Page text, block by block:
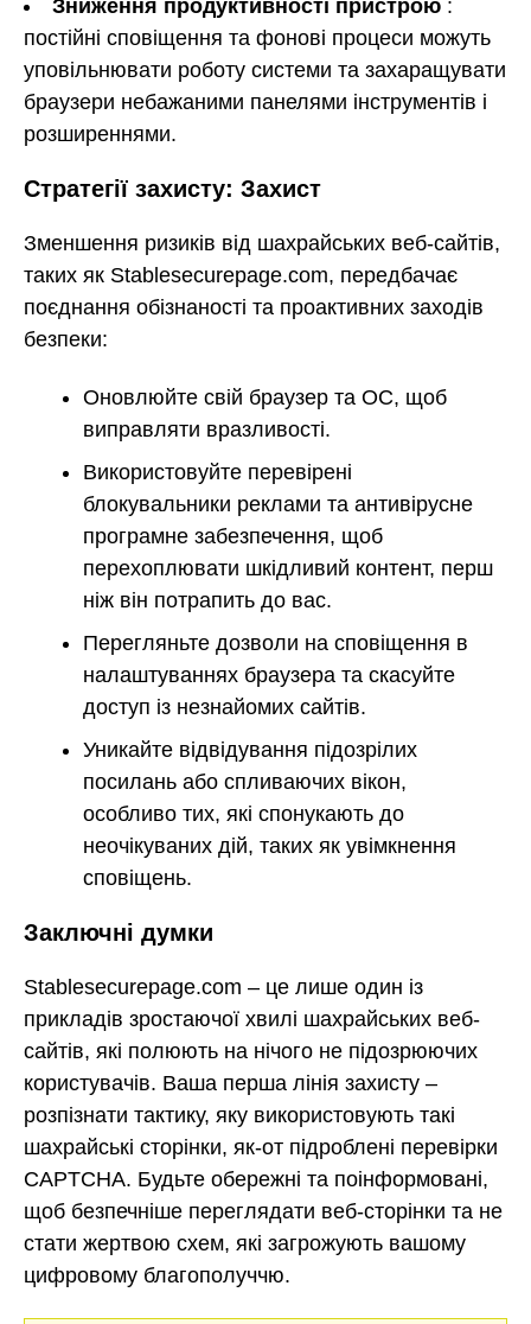
Зниження продуктивності пристрою :
постійні сповіщення та фонові процеси можуть
уповільнювати роботу системи та захаращувати
браузери небажаними панелями інструментів і
розширеннями.
Стратегії захисту: Захист
Зменшення ризиків від шахрайських веб-сайтів,
таких як Stablesecurepage.com, передбачає
поєднання обізнаності та проактивних заходів
безпеки:
Оновлюйте свій браузер та ОС, щоб
виправляти вразливості.
Використовуйте перевірені
блокувальники реклами та антивірусне
програмне забезпечення, щоб
перехоплювати шкідливий контент, перш
ніж він потрапить до вас.
Перегляньте дозволи на сповіщення в
налаштуваннях браузера та скасуйте
доступ із незнайомих сайтів.
Уникайте відвідування підозрілих
посилань або спливаючих вікон,
особливо тих, які спонукають до
неочікуваних дій, таких як увімкнення
сповіщень.
Заключні думки
Stablesecurepage.com – це лише один із
прикладів зростаючої хвилі шахрайських веб-
сайтів, які полюють на нічого не підозрюючих
користувачів. Ваша перша лінія захисту –
розпізнати тактику, яку використовують такі
шахрайські сторінки, як-от підроблені перевірки
CAPTCHA. Будьте обережні та поінформовані,
щоб безпечніше переглядати веб-сторінки та не
стати жертвою схем, які загрожують вашому
цифровому благополуччю.